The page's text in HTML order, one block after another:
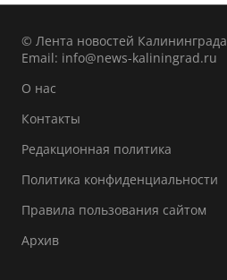
© Лента новостей Калининграда
Email: info@news-kaliningrad.ru
О нас
Контакты
Редакционная политика
Политика конфиденциальности
Правила пользования сайтом
Архив